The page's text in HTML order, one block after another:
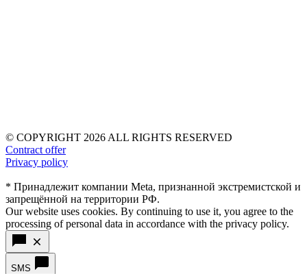
© COPYRIGHT 2026 ALL RIGHTS RESERVED
Contract offer
Privacy policy
* Принадлежит компании Meta, признанной экстремистской и
запрещённой на территории РФ.
Our website uses cookies. By continuing to use it, you agree to the
processing of personal data in accordance with the privacy policy.
SMS